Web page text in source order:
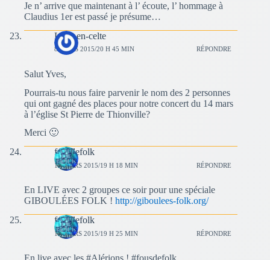
Je n’ arrive que maintenant à l’ écoute, l’ hommage à
Claudius 1er est passé je présume…
L'arc-en-celte
8 MARS 2015/20 H 45 MIN RÉPONDRE
Salut Yves,
Pourrais-tu nous faire parvenir le nom des 2 personnes
qui ont gagné des places pour notre concert du 14 mars
à l’église St Pierre de Thionville?
Merci 🙂
fousdefolk
15 MARS 2015/19 H 18 MIN RÉPONDRE
En LIVE avec 2 groupes ce soir pour une spéciale
GIBOULÉES FOLK ! http://giboulees-folk.org/
fousdefolk
15 MARS 2015/19 H 25 MIN RÉPONDRE
En live avec les #Alérions ! #fousdefolk